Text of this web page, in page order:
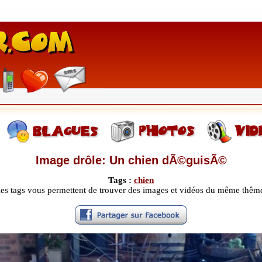
Image drôle: Un chien dÃ©guisÃ©
Tags : chien
tags vous permettent de trouver des images et vidéos du même